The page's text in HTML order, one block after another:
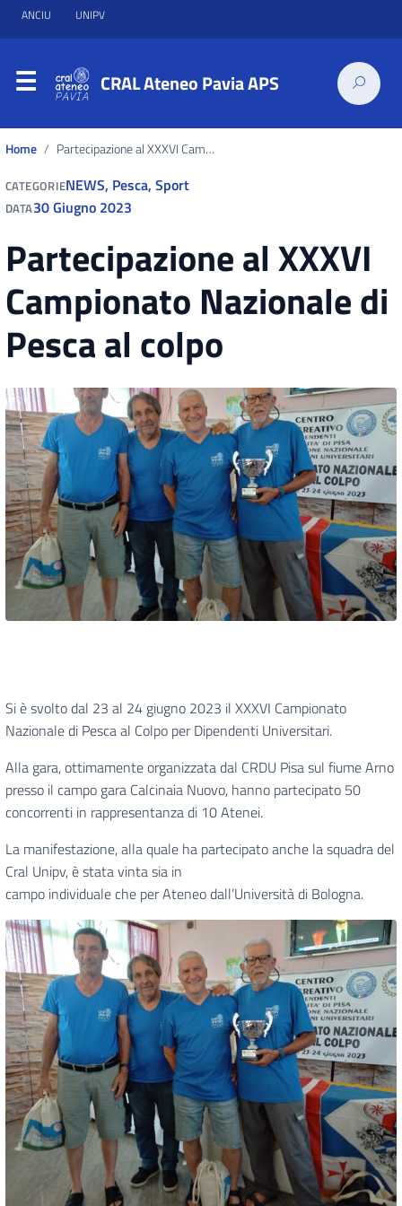
ANCIU UNIPV
CRAL Ateneo Pavia APS
Home Partecipazione al XXXVI Campionato Nazionale di Pesca al colpo
CATEGORIENEWS, Pesca,Sport
DATA30 Giugno 2023
Partecipazione al XXXVI
Campionato Nazionale di
Pesca al colpo
Si è svolto dal 23 al 24 giugno 2023 il XXXVI Campionato
Nazionale di Pesca al Colpo per Dipendenti Universitari.
Alla gara, ottimamente organizzata dal CRDU Pisa sul fiume Arno
presso il campo gara Calcinaia Nuovo, hanno partecipato 50
concorrenti in rappresentanza di 10 Atenei.
La manifestazione, alla quale ha partecipato anche la squadra del
Cral Unipv, è stata vinta sia in
campo individuale che per Ateneo dall’Università di Bologna.